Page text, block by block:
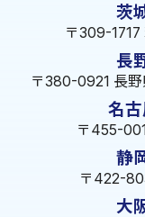
茨
〒309-
長
〒380-0921 長
名
〒455-
静
〒422-
大